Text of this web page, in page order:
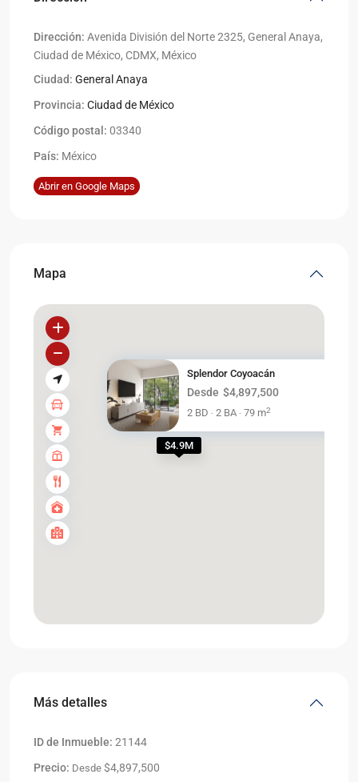
Dirección: Avenida División del Norte 2325, General Anaya,
Ciudad de México, CDMX, México
Ciudad: General Anaya
Provincia: Ciudad de México
Código postal: 03340
País: México
Abrir en Google Maps
Mapa
$4.9M
Splendor Coyoacán
Desde $4,897,500
2 BD · 2 BA · 79 m2
Más detalles
ID de Inmueble: 21144
Precio: Desde $4,897,500